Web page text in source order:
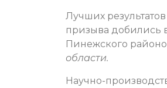
Лучших
призыва добились
Пинежского
области.
Научно-